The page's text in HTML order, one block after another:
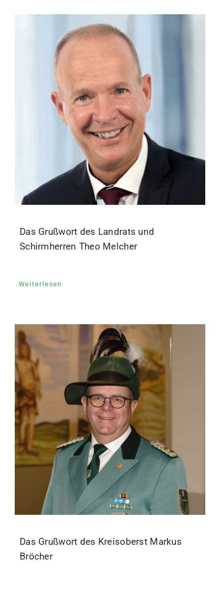
Das Grußwort des Landrats und
Schirmherren Theo Melcher
Weiterlesen
Das Grußwort des Kreisoberst Markus
Bröcher